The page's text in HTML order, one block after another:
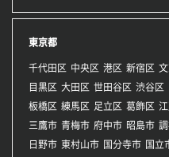
東京都
千代田区 中央区 港区 新宿区
目黒区 大田区 世田谷区 渋谷区
板橋区 練馬区 足立区 葛飾区
三鷹市 青梅市 府中市 昭島市
日野市 東村山市 国分寺市 国立